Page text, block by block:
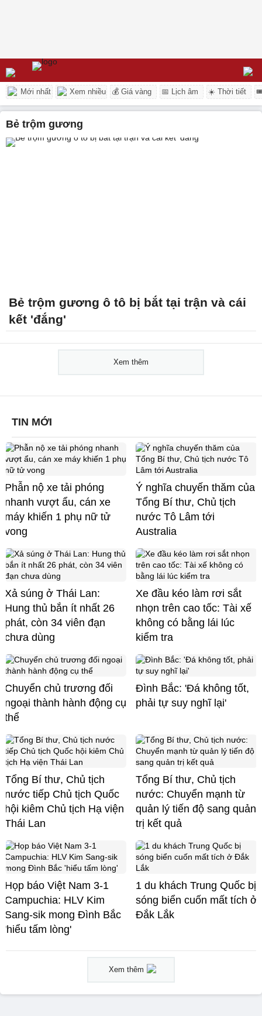
Mới nhất Xem nhiều 💰 Giá vàng 📅 Lịch âm ☀️ Thời tiết
bẻ trộm gương
Bẻ trộm gương ô tô bị bắt tại trận và cái
kết 'đắng'
Xem thêm
TIN MỚI
Phẫn nộ xe tải phóng
nhanh vượt ẩu, cán xe
máy khiến 1 phụ nữ tử
vong
Ý nghĩa chuyến thăm của
Tổng Bí thư, Chủ tịch
nước Tô Lâm tới
Australia
Xả súng ở Thái Lan:
Hung thủ bắn ít nhất 26
phát, còn 34 viên đạn
chưa dùng
Xe đầu kéo làm rơi sắt
nhọn trên cao tốc: Tài xế
không có bằng lái lúc
kiểm tra
Chuyển chủ trương đối
ngoại thành hành động cụ
thể
Đình Bắc: 'Đá không tốt,
phải tự suy nghĩ lại'
Tổng Bí thư, Chủ tịch
nước tiếp Chủ tịch Quốc
hội kiêm Chủ tịch Hạ viện
Thái Lan
Tổng Bí thư, Chủ tịch
nước: Chuyển mạnh từ
quản lý tiến độ sang quản
trị kết quả
Họp báo Việt Nam 3-1
Campuchia: HLV Kim
Sang-sik mong Đình Bắc
'hiểu tấm lòng'
1 du khách Trung Quốc bị
sóng biển cuốn mất tích ở
Đắk Lắk
Xem thêm